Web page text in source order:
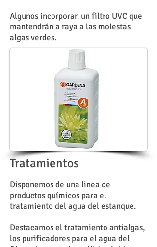
Algunos incorporan un filtro UVC que
mantendrán a raya a las molestas
algas verdes.
Tratamientos
Disponemos de una linea de
productos químicos para el
tratamiento del agua del estanque.
Destacamos el tratamiento antialgas,
los purificadores para el agua del